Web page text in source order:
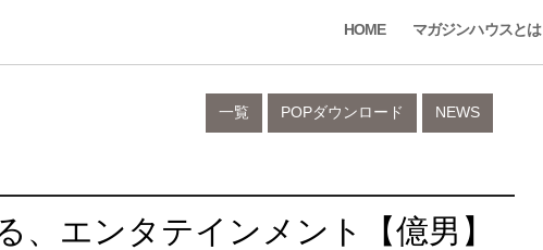
HOME マガジンハウスとは
NEWS
POPダウンロード
一覧
、エンタテインメント【億男】